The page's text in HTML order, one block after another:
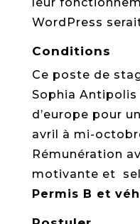
WordPress
Conditions
Ce poste de
Sophia Antipolis
d’europe pour
avril à mi-
Rémunération
motivante et
Permis B et